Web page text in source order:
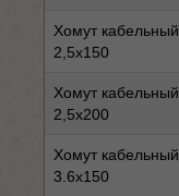
Хомут кабельный
2,5x150
Хомут кабельный
2,5x200
Хомут кабельный
3.6x150